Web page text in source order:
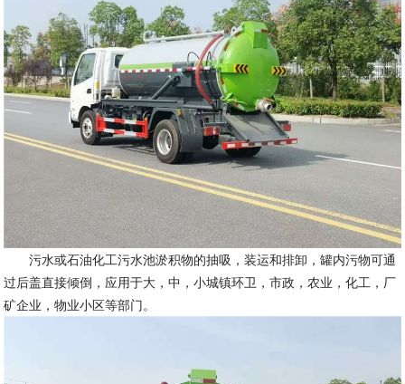
污水或石油化工污水池淤积物的抽吸，装运和排卸，罐内污物可通
过后盖直接倾倒，应用于大，中，小城镇环卫，市政，农业，化工，厂
矿企业，物业小区等部门。